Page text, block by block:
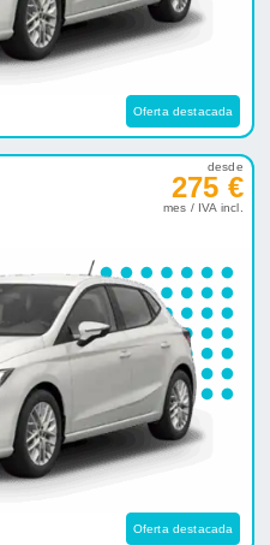
Oferta destacada
desde
275 €
mes / IVA incl.
Oferta destacada